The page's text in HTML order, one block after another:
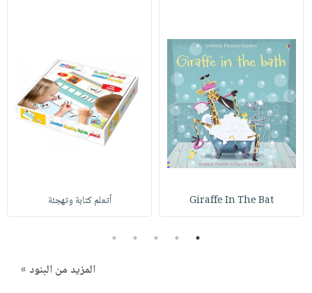
Giraffe In The Bat أتعلم كتابة وتهجئة
1
2
3
4
5
المزيد من البنود »